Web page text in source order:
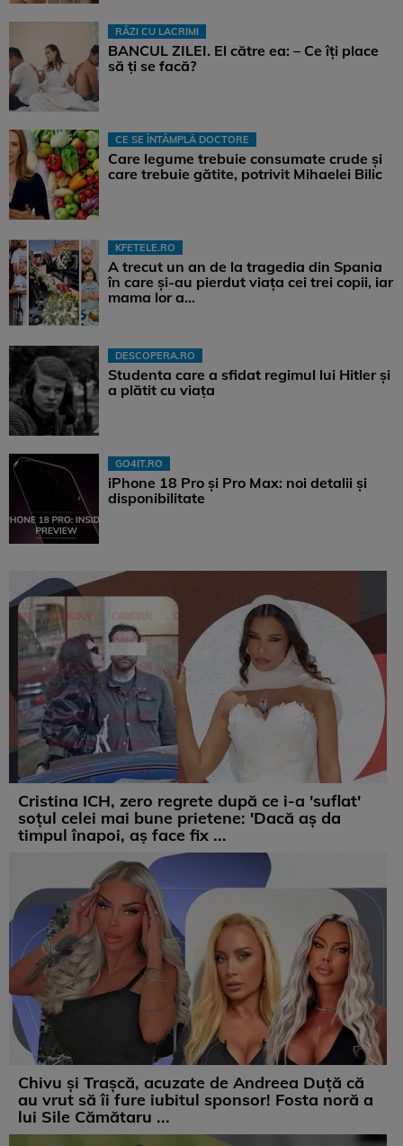
RÂZI CU LACRIMI
BANCUL ZILEI. El către ea: – Ce îți place
să ți se facă?
CE SE ÎNTÂMPLĂ DOCTORE
Care legume trebuie consumate crude și
care trebuie gătite, potrivit Mihaelei Bilic
KFETELE.RO
A trecut un an de la tragedia din Spania
în care și-au pierdut viața cei trei copii, iar
mama lor a…
DESCOPERA.RO
Studenta care a sfidat regimul lui Hitler și
a plătit cu viața
GO4IT.RO
iPhone 18 Pro și Pro Max: noi detalii și
disponibilitate
Cristina ICH, zero regrete după ce i-a 'suflat'
soțul celei mai bune prietene: 'Dacă aș da
timpul înapoi, aș face fix ...
Chivu și Trașcă, acuzate de Andreea Duță că
au vrut să îi fure iubitul sponsor! Fosta noră a
lui Sile Cămătaru ...